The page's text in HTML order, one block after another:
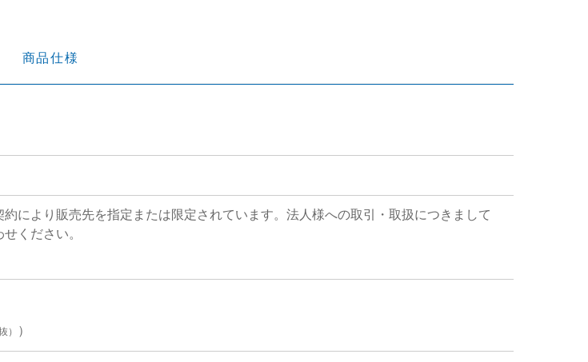
商品仕様
により販売先を指定または限定されています。法人様への取引・取扱につきまして
ください。
） ）